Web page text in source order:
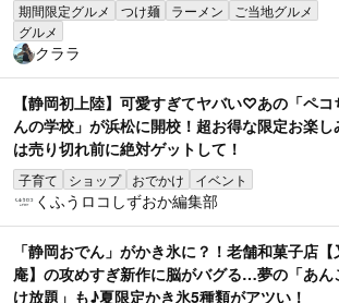
期間限定グルメ つけ麺 ラーメン
ご当地グルメ
グルメ
クララ
【静岡初上陸】可愛すぎてヤバい♡あの「ペコ
んの学校」が浜松に開校！超お得な限定お楽し
は売り切れ前に絶対ゲットして！
子育て ショップ おでかけ イベント
くふうロコしずおか編集部
「静岡おでん」がかき氷に？！老舗和菓子店【
庵】の攻めすぎ新作に脳がバグる…夢の「あん
け放題」も♪夏限定かき氷5種類がアツい！